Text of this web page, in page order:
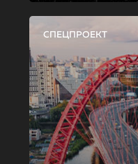
СПЕЦПРОЕКТ